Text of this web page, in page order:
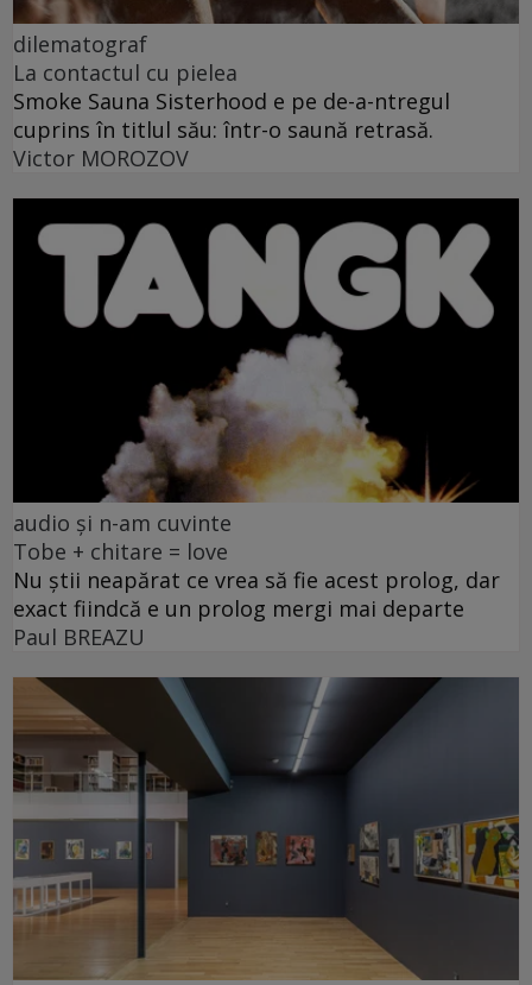
dilematograf
La contactul cu pielea
Smoke Sauna Sisterhood e pe de-a-ntregul
cuprins în titlul său: într-o saună retrasă.
Victor MOROZOV
audio și n-am cuvinte
Tobe + chitare = love
Nu știi neapărat ce vrea să fie acest prolog, dar
exact fiindcă e un prolog mergi mai departe
Paul BREAZU